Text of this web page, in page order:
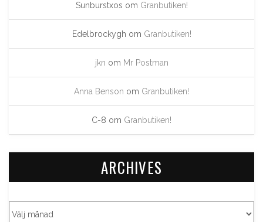
Sunburstxos om Granbutiken!
Edelbrockygh om Granbutiken!
jkn om Mr Postman
Anna Benson om Granbutiken!
C-8 om Granbutiken!
ARCHIVES